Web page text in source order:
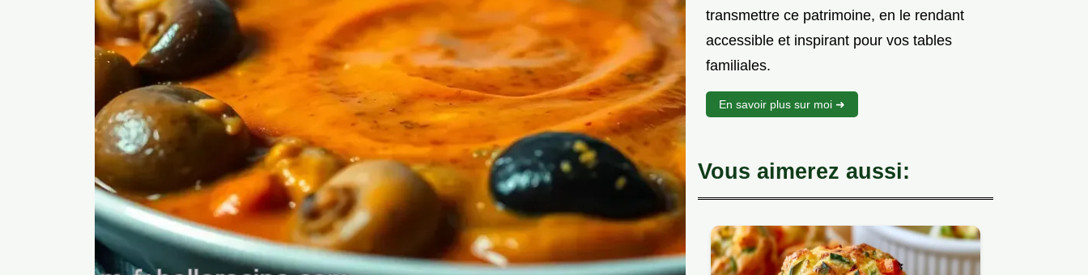
transmettre ce patrimoine, en le rendant
accessible et inspirant pour vos tables
familiales.
En savoir plus sur moi ➜
Vous aimerez aussi: